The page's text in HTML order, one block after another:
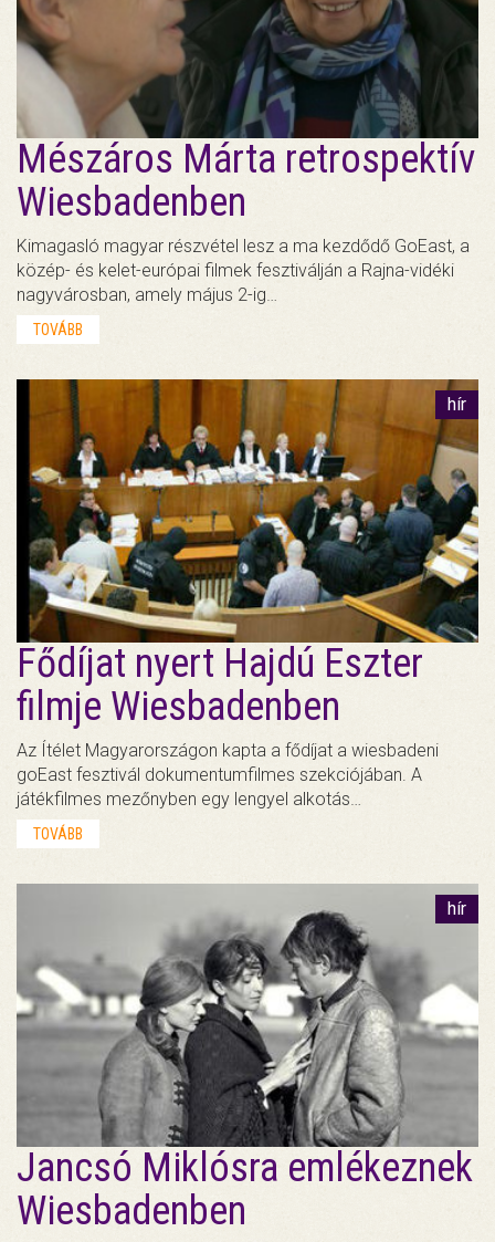
Mészáros Márta retrospektív
Wiesbadenben
Kimagasló magyar részvétel lesz a ma kezdődő GoEast, a
közép- és kelet-európai filmek fesztiválján a Rajna-vidéki
nagyvárosban, amely május 2-ig…
TOVÁBB
hír
Fődíjat nyert Hajdú Eszter
filmje Wiesbadenben
Az Ítélet Magyarországon kapta a fődíjat a wiesbadeni
goEast fesztivál dokumentumfilmes szekciójában. A
játékfilmes mezőnyben egy lengyel alkotás…
TOVÁBB
hír
Jancsó Miklósra emlékeznek
Wiesbadenben